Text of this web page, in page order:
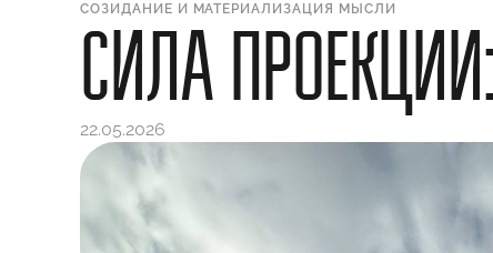
СОЗИДАНИЕ И МАТЕРИАЛИЗАЦИЯ МЫСЛИ
СИЛА
22.05.2026